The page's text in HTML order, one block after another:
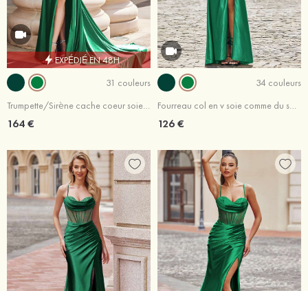
EXPÉDIÉ EN 48H
31 couleurs
Trumpette/Sirène cache coeur soie comme du satin traîne cour robe de bal
164 €
34 couleurs
Fourreau col en v soie comme du satin traîne balayage robe de bal
126 €